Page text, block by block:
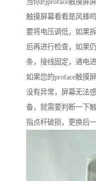
当你的proface触摸屏
触摸屏幕看看是风蜂
要将电压调低，如果
后再进行检查，如果
条，接线固定，通电
如果您的proface触摸
没有异常，屏幕无法
备，就需要判断一下
指点杆破损，更换后